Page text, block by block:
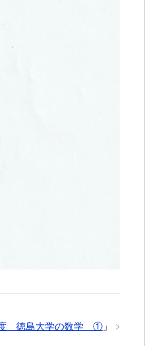
徳島大学の数学 ① 」